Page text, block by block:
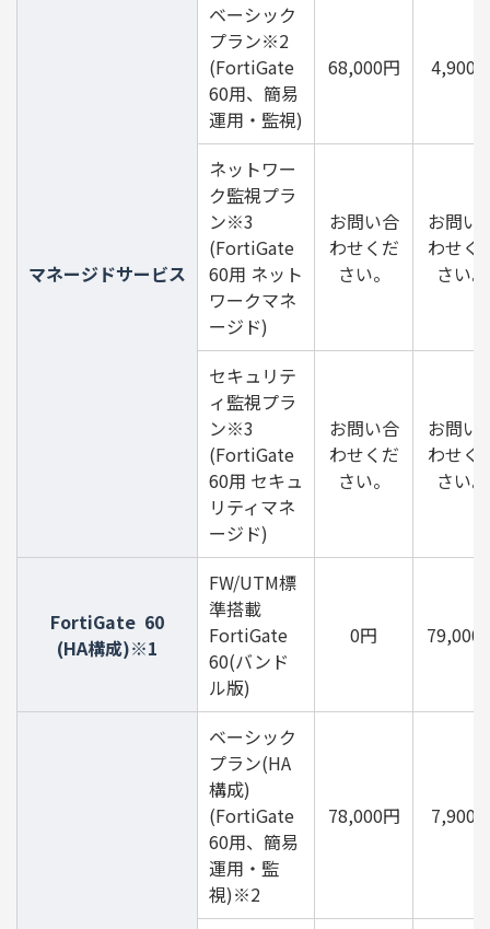
マネージドサービス
ベーシック
プラン※2
(FortiGate
60用、簡易
運用・監視)
68,000円 4,900
ネットワー
ク監視プラ
ン※3
(FortiGate
60用 ネット
ワークマネ
ージド)
お問い合
わせくだ
さい。
お問い
わせく
さい。
セキュリテ
ィ監視プラ
ン※3
(FortiGate
60用 セキュ
リティマネ
ージド)
お問い合
わせくだ
さい。
お問い
わせく
さい。
FortiGate 60
(HA構成)※1
FW/UTM標
準搭載
FortiGate
60(バンド
ル版)
0円 79,000
ベーシック
プラン(HA
構成)
(FortiGate
60用、簡易
運用・監
視)※2
78,000円 7,900